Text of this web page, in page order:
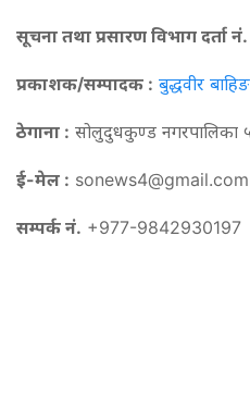
सूचना तथा प्रसारण विभाग दर्ता नं.
प्रकाशक/सम्पादक : बुद्धवीर
ठेगाना : सोलुदुधकुण्ड नगरपालिका
ई-मेल : sonews4@gmail.com
सम्पर्क नं. +977-9842930197